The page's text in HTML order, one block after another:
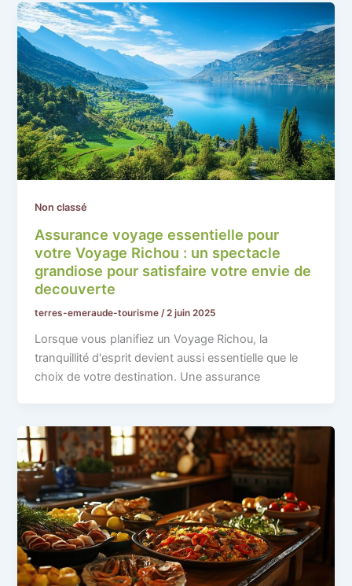
Non classé
Assurance voyage essentielle pour
votre Voyage Richou : un spectacle
grandiose pour satisfaire votre envie de
decouverte
terres-emeraude-tourisme/2 juin 2025
Lorsque vous planifiez un Voyage Richou, la
tranquillité d'esprit devient aussi essentielle que le
choix de votre destination. Une assurance